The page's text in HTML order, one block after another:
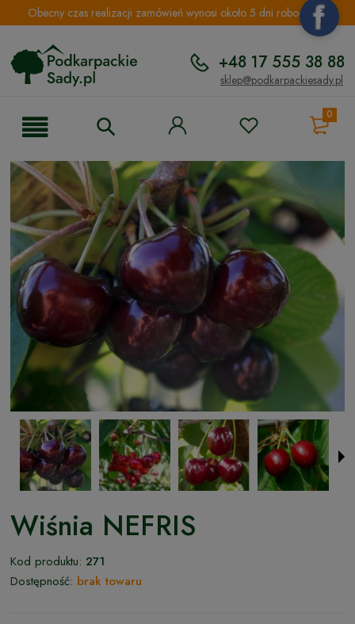
Obecny czas realizacji zamówień wynosi około 5 dni roboczych.
+48 17 555 38 88
sklep@podkarpackiesady.pl
0
Wiśnia NEFRIS
Kod produktu: 271
Dostępność: brak towaru